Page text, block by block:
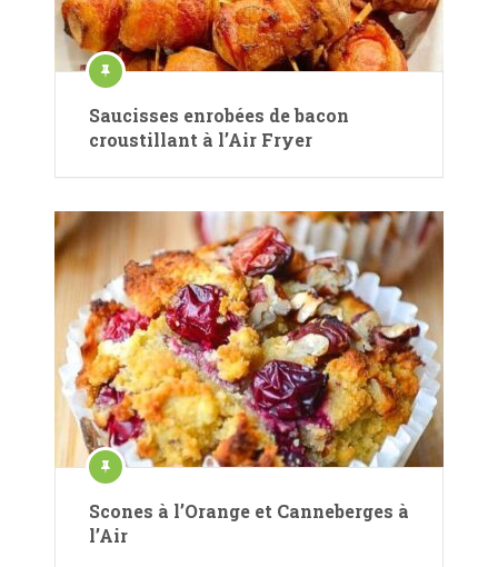
Saucisses enrobées de bacon
croustillant à l’Air Fryer
Scones à l’Orange et Canneberges à
l’Air